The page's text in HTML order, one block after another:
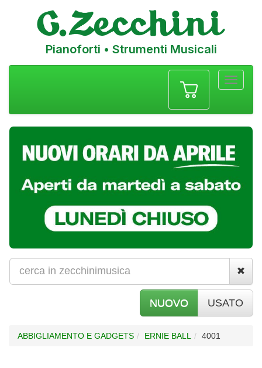
Pianoforti • Strumenti Musicali
NUOVO USATO
ABBIGLIAMENTO E GADGETS ERNIE BALL 4001